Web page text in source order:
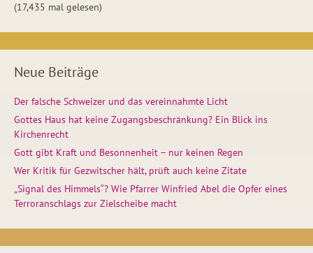
(17,435 mal gelesen)
Neue Beiträge
Der falsche Schweizer und das vereinnahmte Licht
Gottes Haus hat keine Zugangsbeschränkung? Ein Blick ins
Kirchenrecht
Gott gibt Kraft und Besonnenheit – nur keinen Regen
Wer Kritik für Gezwitscher hält, prüft auch keine Zitate
„Signal des Himmels“? Wie Pfarrer Winfried Abel die Opfer eines
Terroranschlags zur Zielscheibe macht